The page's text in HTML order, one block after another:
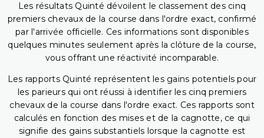
Les résultats Quinté dévoilent le classement des cinq
premiers chevaux de la course dans l'ordre exact, confirmé
par l'arrivée officielle. Ces informations sont disponibles
quelques minutes seulement après la clôture de la course,
vous offrant une réactivité incomparable.
Les rapports Quinté représentent les gains potentiels pour
les parieurs qui ont réussi à identifier les cinq premiers
chevaux de la course dans l'ordre exact. Ces rapports sont
calculés en fonction des mises et de la cagnotte, ce qui
signifie des gains substantiels lorsque la cagnotte est